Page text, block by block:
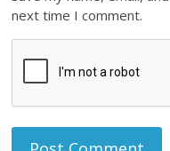
next time I comment.